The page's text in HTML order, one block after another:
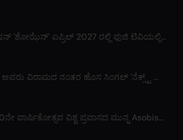
TV ಅನಿಮೇಷನ್ 'ಶೋಝೆನ್' ಏಪ್ರಿಲ್ 2027 ರಲ್ಲಿ ಫುಜಿ ಟಿವಿಯಲ್ಲಿ ಪ್ರಸಾರಕ್ಕೆ ಸಿದ್ಧ
ಸಗಿರಿ ಸೋಲ್ ಅವರು ವಿರಾಮದ ನಂತರ ಹೊಸ ಸಿಂಗಲ್ 'ನೆಕ್ಸ್ಟ್ ಟು ಯುವರ್ ಲವ್' ಬಿಡುಗಡೆ ಮಾಡಿದ್ದಾರೆ
Kizuna AI 10ನೇ ವಾರ್ಷಿಕೋತ್ಸವ ವಿಶ್ವ ಪ್ರವಾಸದ ಮುನ್ನ Asobisystem ನೊಂದಿಗೆ ಪಾಲುದಾರಿಕೆಯನ್ನು ಬಲಪಡಿಸುತ್ತದೆ